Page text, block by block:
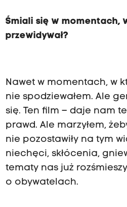
Śmiali się w momentach,
przewidywał?
Nawet w momentach, w
nie spodziewałem. Ale
się. Ten film – daje nam
prawd. Ale marzyłem,
nie pozostawiły na tym
niechęci, skłócenia,
tematy nas już
o obywatelach.